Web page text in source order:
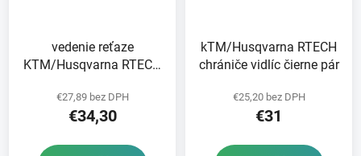
vedenie reťaze
KTM/Husqvarna RTECH
€27,89 bez DPH
€34,30
kTM/Husqvarna RTECH
chrániče vidlíc čierne pár
€25,20 bez DPH
€31